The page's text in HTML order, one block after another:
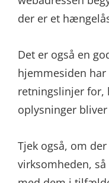
der er et
Det er også en
hjemmesiden
retningslinjer for,
oplysninger
Tjek også, om
virksomheden,